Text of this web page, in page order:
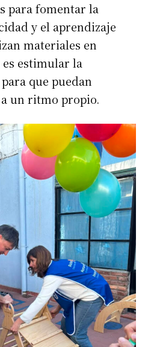
para fomentar la
y el aprendizaje
materiales en
estimular la
que puedan
un ritmo propio.